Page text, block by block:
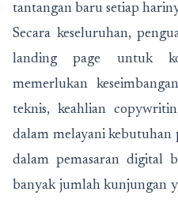
tantangan baru setiap
Secara keseluruhan,
landing page untuk
memerlukan
teknis, keahlian
dalam melayani kebutuhan
dalam pemasaran digital
banyak jumlah kunjungan